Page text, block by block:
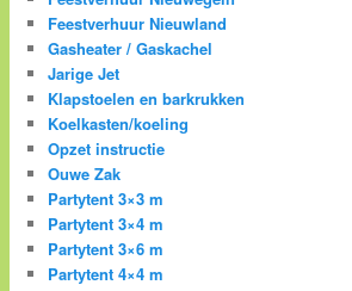
Feestverhuur Nieuwland
Gasheater / Gaskachel
Jarige Jet
Klapstoelen en barkrukken
Koelkasten/koeling
Opzet instructie
Ouwe Zak
Partytent 3×3 m
Partytent 3×4 m
Partytent 3×6 m
Partytent 4×4 m